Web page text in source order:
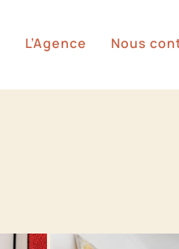
L’Agence Nous